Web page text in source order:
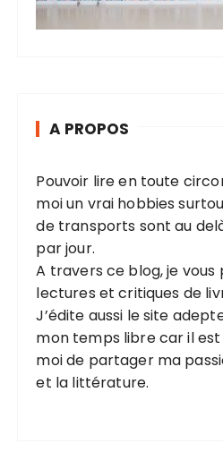
A PROPOS
Pouvoir lire en toute
moi un vrai hobbies
de transports sont au
par jour.
A travers ce blog, je
lectures et critiques de
J’édite aussi le site
mon temps libre car il
moi de partager ma
et la littérature.